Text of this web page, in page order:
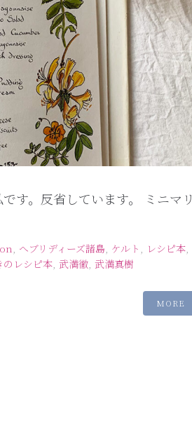
す。反省しています。 ミニマリ
へブリディーズ諸島 ケルト レシピ本
のレシピ本 武満徹 武満真樹
MORE